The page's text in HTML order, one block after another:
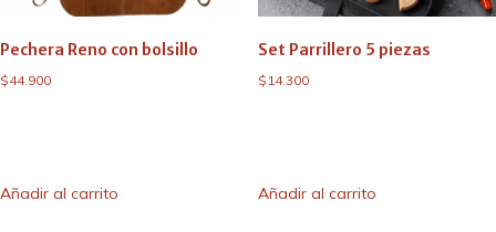
Pechera Reno con bolsillo
$44.900
Añadir al carrito
Set Parrillero 5 piezas
$ 14.300
Añadir al carrito